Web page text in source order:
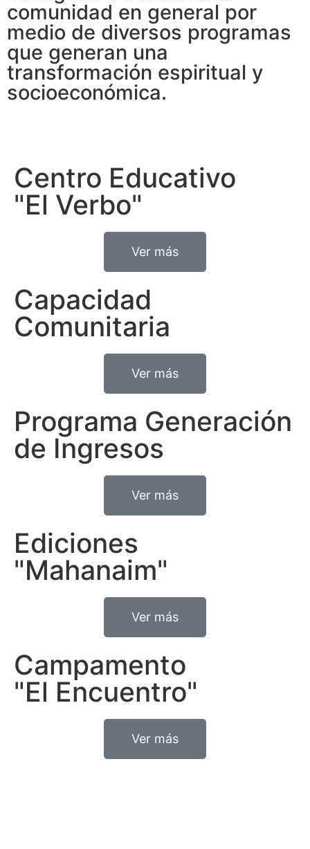
comunidad en general por
medio de diversos programas
que generan una
transformación espiritual y
socioeconómica.
Centro Educativo
"El Verbo"
Ver más
Capacidad
Comunitaria
Ver más
Programa Generación
de Ingresos
Ver más
Ediciones
"Mahanaim"
Ver más
Campamento
"El Encuentro"
Ver más